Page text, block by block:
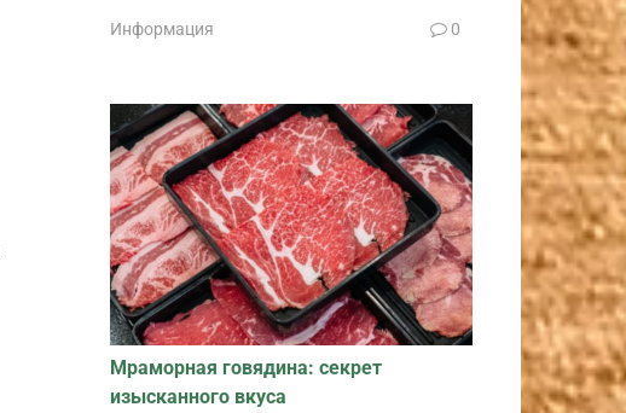
Информация 0
Мраморная говядина: секрет
изысканного вкуса